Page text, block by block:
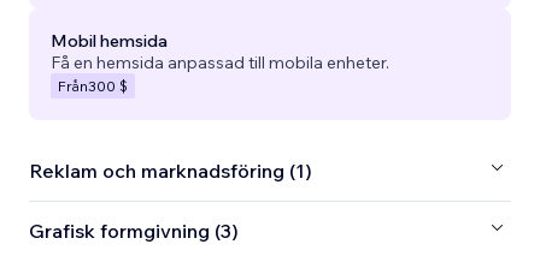
Mobil hemsida
Få en hemsida anpassad till mobila enheter.
Från300 $
Reklam och marknadsföring (1)
Grafisk formgivning (3)